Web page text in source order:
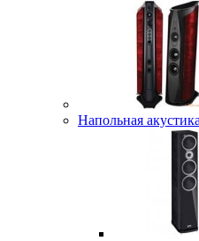
Напольная